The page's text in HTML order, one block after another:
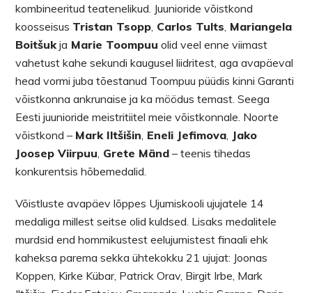
kombineeritud teatenelikud. Juunioride võistkond
koosseisus Tristan Tsopp Carlos Tults Mariangela
Boitšuk ja Marie Toompuu olid veel enne viimast
vahetust kahe sekundi kaugusel liidritest, aga avapäeval
head vormi juba tõestanud Toompuu püüdis kinni Garanti
võistkonna ankrunaise ja ka möödus temast. Seega
Eesti juunioride meistritiitel meie võistkonnale. Noorte
võistkond – Mark Iltšišin Eneli Jefimova Jako
Joosep Viirpuu Grete Mänd – teenis tihedas
konkurentsis hõbemedalid.
Võistluste avapäev lõppes Ujumiskooli ujujatele 14
medaliga millest seitse olid kuldsed. Lisaks medalitele
murdsid end hommikustest eelujumistest finaali ehk
kaheksa parema sekka ühtekokku 21 ujujat: Joonas
Koppen, Kirke Kübar, Patrick Orav, Birgit Irbe, Mark